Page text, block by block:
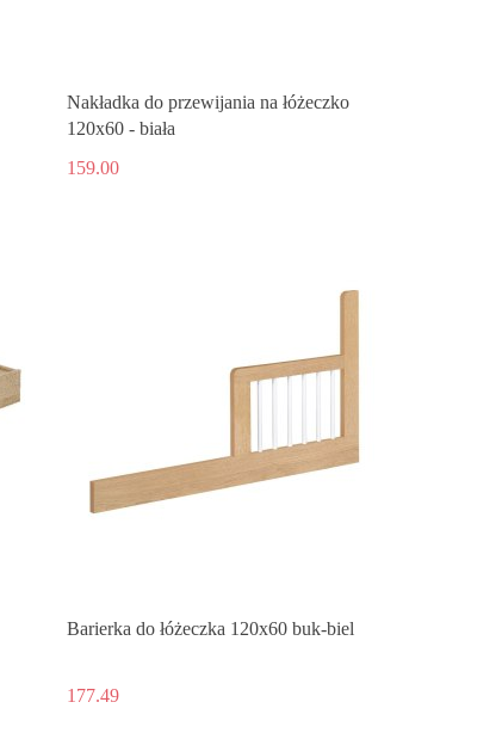
Nakładka do przewijania na łóżeczko
120x60 - biała
159.00
Barierka do łóżeczka 120x60 buk-biel
177.49